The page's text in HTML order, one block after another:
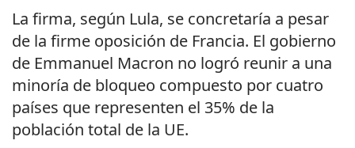
La firma, según Lula, se concretaría a pesar
de la firme oposición de Francia. El gobierno
de Emmanuel Macron no logró reunir a una
minoría de bloqueo compuesto por cuatro
países que representen el 35% de la
población total de la UE.